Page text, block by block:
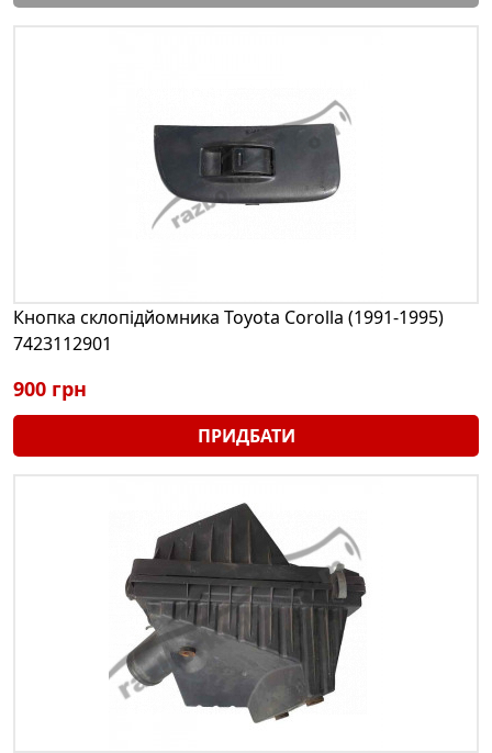
Кнопка склопідйомника Toyota Corolla (1991-1995)
7423112901
900 грн
ПРИДБАТИ